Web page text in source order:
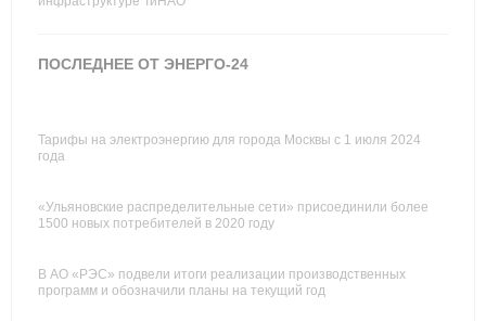
ПОСЛЕДНЕЕ ОТ ЭНЕРГО-24
Тарифы на электроэнергию для города Москвы с 1 июля 2024
года
«Ульяновские распределительные сети» присоединили более
1500 новых потребителей в 2020 году
В АО «РЭС» подвели итоги реализации производственных
программ и обозначили планы на текущий год